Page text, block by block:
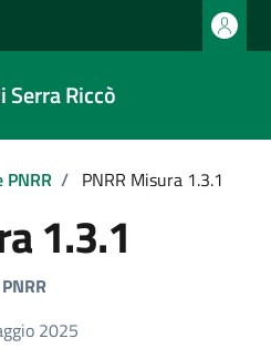
Serra Riccò
/ PNRR Misura 1.3.1
1.3.1
2025